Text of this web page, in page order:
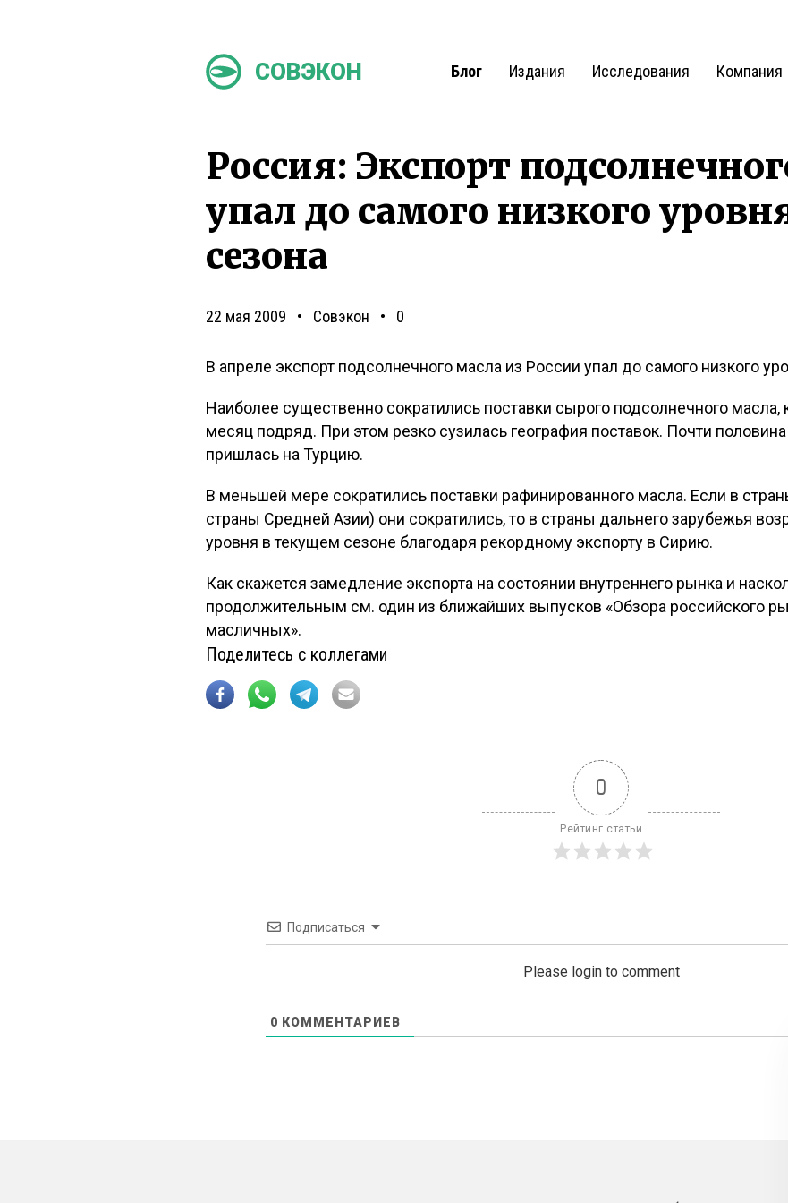
СОВЭКОН Блог Издания Исследования Компания
Россия: Экспорт
упал до самого низкого
сезона
22 мая 2009 Совэкон 0
В апреле экспорт подсолнечного масла из России упал до самого низкого
Наиболее существенно сократились поставки сырого подсолнечного
месяц подряд. При этом резко сузилась география поставок. Почти
пришлась на Турцию.
В меньшей мере сократились поставки рафинированного масла. Если в
страны Средней Азии) они сократились, то в страны дальнего зарубежья
уровня в текущем сезоне благодаря рекордному экспорту в Сирию.
Как скажется замедление экспорта на состоянии внутреннего рынка и
продолжительным см. один из ближайших выпусков «Обзора российского
масличных».
Поделитесь с коллегами
0
Рейтинг статьи
Подписаться
Please login to comment
0 КОММЕНТАРИЕВ